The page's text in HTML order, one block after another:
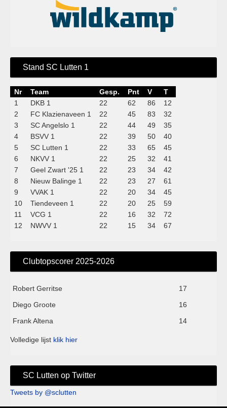
Stand SC Lutten 1
Nr Team Gesp. Pnt V
T
1
DKB 1 22 62 86
12
2
FC Klazienaveen 1 22 45 83
32
3
SC Angelslo 1 22 44 49
35
4
BSVV 1 22 39 50
40
5
SC Lutten 1 22 33 65
45
6
NKVV 1 22 25 32
41
7
Geel Zwart '25 1 22 23 34
42
8
Nieuw Balinge 1 22 23 27
61
9
VVAK 1 22 20 34
45
10
Tiendeveen 1 22 20 25
59
11
VCG 1 22 16 32
72
12
NWVV 1 22 15 34 67
Clubtopscorer 2025-2026
Robert Gerritse
17
Diego Groote
16
Frank Altena
14
Volledige lijst klik hier
SC Lutten op Twitter
Tweets by @sclutten